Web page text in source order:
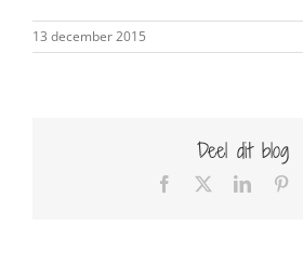
13 december 2015
Deel dit blog
Facebook